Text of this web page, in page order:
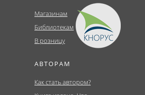
Магазинам
Библиотекам
В розницу
АВТОРАМ
Как стать автором?